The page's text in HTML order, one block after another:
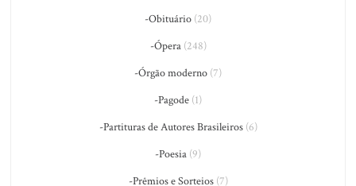
-Obituário (20)
-Ópera(248)
-Órgão moderno (7)
-Pagode (1)
-Partituras de Autores Brasileiros(6)
-Poesia (9)
-Prêmios e Sorteios(7)